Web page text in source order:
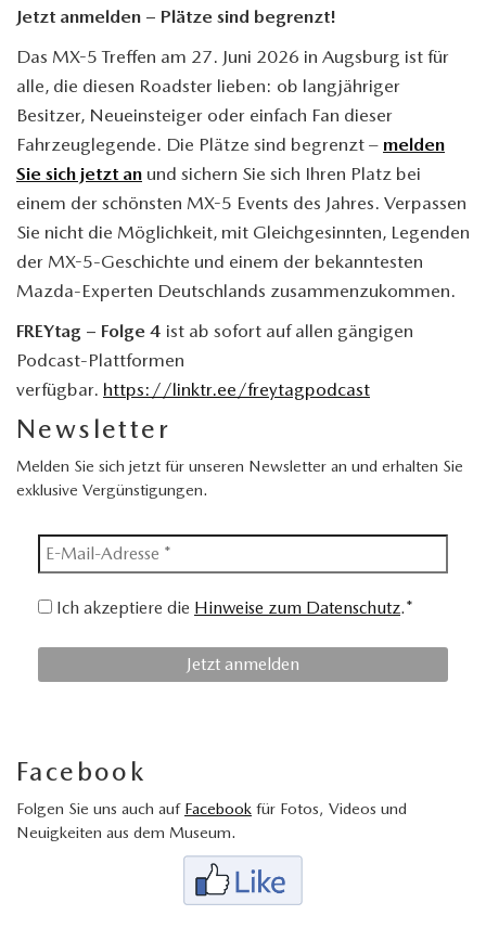
Jetzt anmelden – Plätze sind begrenzt!
Das MX-5 Treffen am 27. Juni 2026 in Augsburg ist für
alle, die diesen Roadster lieben: ob langjähriger
Besitzer, Neueinsteiger oder einfach Fan dieser
Fahrzeuglegende. Die Plätze sind begrenzt – melden
Sie sich jetzt an und sichern Sie sich Ihren Platz bei
einem der schönsten MX-5 Events des Jahres. Verpassen
Sie nicht die Möglichkeit, mit Gleichgesinnten, Legenden
der MX-5-Geschichte und einem der bekanntesten
Mazda-Experten Deutschlands zusammenzukommen.
FREYtag – Folge 4 ist ab sofort auf allen gängigen
Podcast-Plattformen
verfügbar. https://linktr.ee/freytagpodcast
Newsletter
Melden Sie sich jetzt für unseren Newsletter an und erhalten Sie
exklusive Vergünstigungen.
Ich akzeptiere die Hinweise zum Datenschutz.*
Facebook
Folgen Sie uns auch auf Facebook für Fotos, Videos und
Neuigkeiten aus dem Museum.